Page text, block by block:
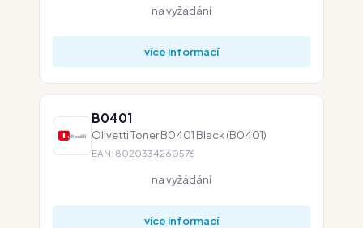
na vyžádání
více informací
B0401
Olivetti Toner B0401 Black (B0401)
EAN: 8020334260576
na vyžádání
více informací